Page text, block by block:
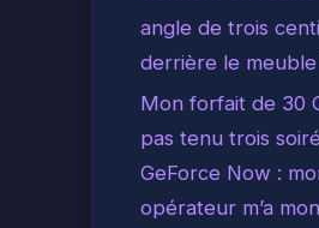
angle de trois
derrière le
Mon forfait de 30
pas tenu trois
GeForce Now :
opérateur m’a